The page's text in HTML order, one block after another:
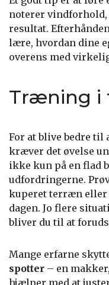
noterer vindforhold,
resultat.
lære, hvordan dine
overens med
Træning i
For at blive bedre
kræver det øvelse
ikke kun på en flad
udfordringerne.
kuperet terræn
dagen. Jo flere
bliver du til at
Mange erfarne
spotter – en
hjælper med at